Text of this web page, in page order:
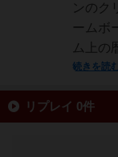
ンのク
ームボ
ム上の
続きを読
リプレイ 0件